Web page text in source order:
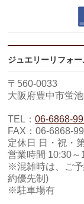
ジュエリーリフォ
〒560-0033
大阪府豊中市蛍
TEL：06-6868-
FAX：06-6868-
定休日 日・祝・
営業時間 10:30～
※混雑時は、ご
約優先制)
※駐車場有